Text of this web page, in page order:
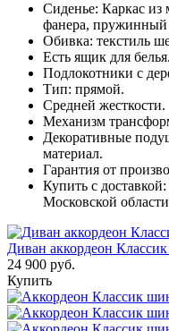
Сиденье: Каркас из
фанера,
Обивка: текстиль
Есть ящик для белья.
Подлокотники с
Тип: прямой.
Средней жесткости.
Механизм
Декоративные
материал.
Гарантия от
Купить с
Московской области
Диван аккордеон
24 900 руб.
Купить